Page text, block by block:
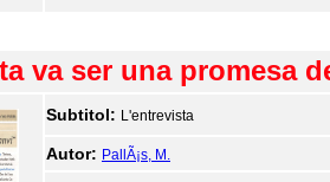
va ser una promesa
Subtitol: L'entrevista
Autor: PallÃ¡s, M.